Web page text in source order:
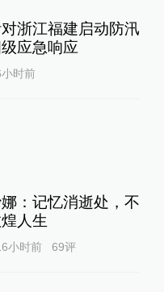
浙江福建启动防汛
应急响应
时前
：记忆消逝处，不
人生
小时前 69评